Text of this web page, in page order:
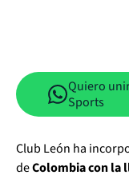
Quiero
Sports
Club León ha
deColombia con la